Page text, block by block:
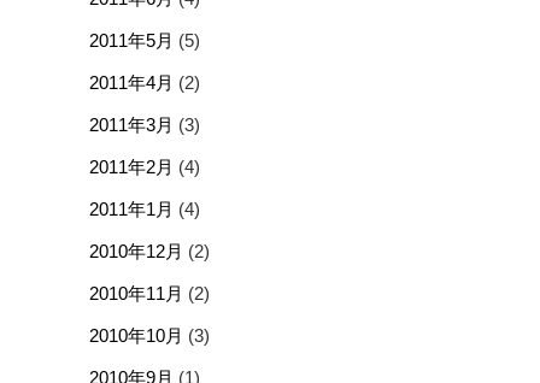
2011年5月 (5)
2011年4月 (2)
2011年3月 (3)
2011年2月 (4)
2011年1月 (4)
2010年12月 (2)
2010年11月 (2)
2010年10月 (3)
2010年9月 (1)